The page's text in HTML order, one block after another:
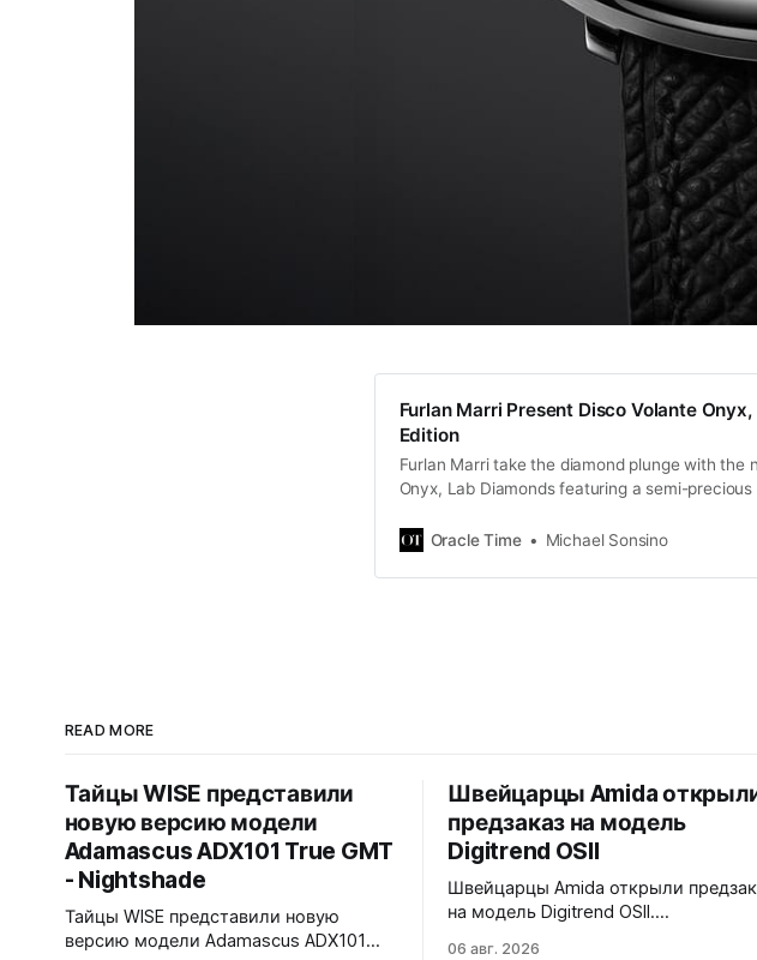
Furlan Marri Present Disco Volante
Edition
Furlan Marri take the diamond plunge with the
Onyx, Lab Diamonds featuring a semi-precious
Oracle Time Michael Sonsino
READ MORE
Тайцы WISE представили
новую версию модели
Adamascus ADX101 True GMT
- Nightshade
Тайцы WISE представили новую
версию модели Adamascus ADX101
Швейцарцы Amida
предзаказ на модель
Digitrend OSII
Швейцарцы Amida открыли
на модель Digitrend OSII.
06 авг. 2026